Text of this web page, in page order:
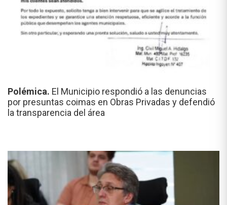
Polémica. El Municipio respondió a las denuncias
por presuntas coimas en Obras Privadas y defendió
la transparencia del área